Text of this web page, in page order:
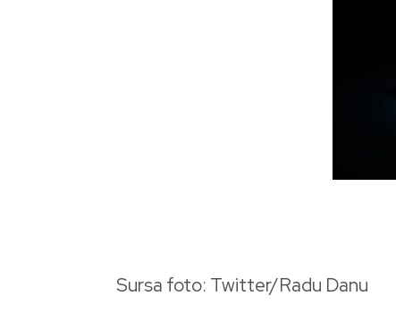
Sursa foto: Twitter/Radu Danu